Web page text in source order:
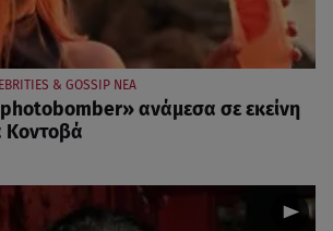
& GOSSIP ΝΕΑ
ανάμεσα σε εκείνη
Κοντοβά